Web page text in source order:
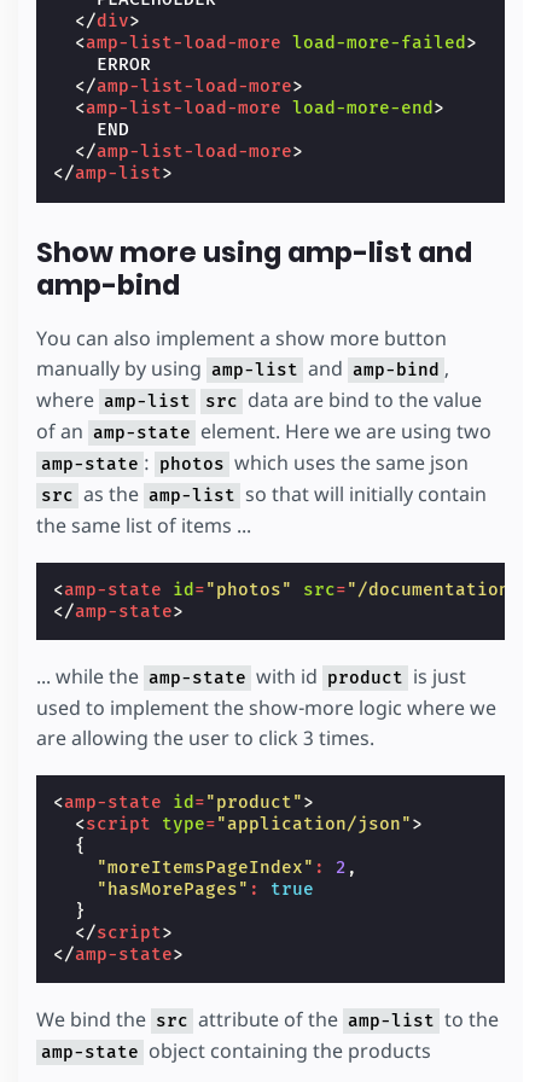
</div>
<amp-list-load-more load-more-failed >
    ERROR
</amp-list-load-more>
<amp-list-load-more load-more-end >
    END
</amp-list-load-more>
</amp-list>
Show more using amp-list and
amp-bind
You can also implement a show more button
manually by using amp-list and amp-bind ,
where amp-list src data are bind to the value
of an amp-state element. Here we are using two
amp-state : photos which uses the same json
src as the amp-list so that will initially contain
the same list of items ...
<amp-state id ="photos" src="/documentation/
</amp-state>
... while the amp-state with id product is just
used to implement the show-more logic where we
are allowing the user to click 3 times.
<amp-state id ="product">
<script type="application/json">
{
"moreItemsPageIndex" : 2 ,
"hasMorePages" :
true
}
</script>
</amp-state>
We bind the src attribute of the amp-list to the
amp-state object containing the products